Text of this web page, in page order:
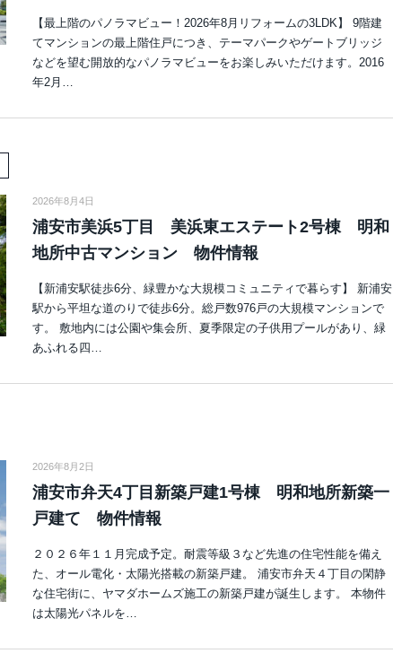
【最上階のパノラマビュー！2026年8月リフォームの3LDK】 9階建
てマンションの最上階住戸につき、テーマパークやゲートブリッジ
などを望む開放的なパノラマビューをお楽しみいただけます。2016
年2月…
2026年8月4日
浦安市美浜5丁目 美浜東エステート2号棟 明和
地所中古マンション 物件情報
【新浦安駅徒歩6分、緑豊かな大規模コミュニティで暮らす】 新浦安
駅から平坦な道のりで徒歩6分。総戸数976戸の大規模マンションで
す。 敷地内には公園や集会所、夏季限定の子供用プールがあり、緑
あふれる四…
2026年8月2日
浦安市弁天4丁目新築戸建1号棟 明和地所新築一
戸建て 物件情報
２０２６年１１月完成予定。耐震等級３など先進の住宅性能を備え
た、オール電化・太陽光搭載の新築戸建。 浦安市弁天４丁目の閑静
な住宅街に、ヤマダホームズ施工の新築戸建が誕生します。 本物件
は太陽光パネルを…